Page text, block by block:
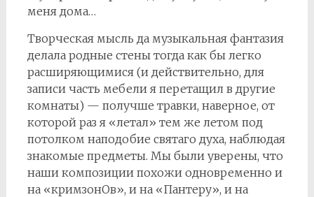
меня дома…
Творческая мысль да музыкальная фантазия
делала родные стены тогда как бы легко
расширяющимися (и действительно, для
записи часть мебели я перетащил в другие
комнаты) — получше травки, наверное, от
которой раз я «летал» тем же летом под
потолком наподобие святаго духа, наблюдая
знакомые предметы. Мы были уверены, что
наши композиции похожи одновременно и
на «кримзонОв», и на «Пантеру», и на